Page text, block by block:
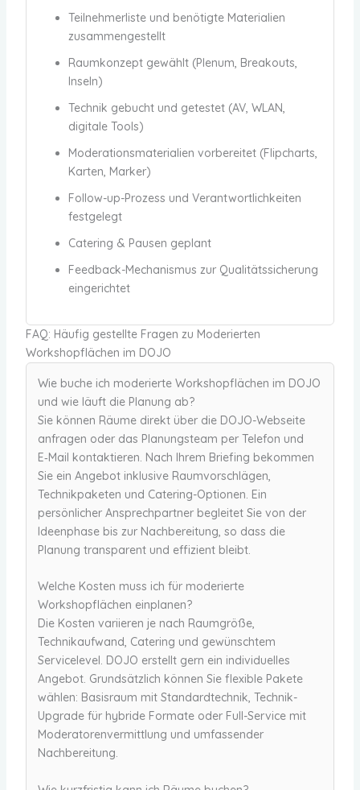
Teilnehmerliste und benötigte Materialien
zusammengestellt
Raumkonzept gewählt (Plenum, Breakouts,
Inseln)
Technik gebucht und getestet (AV, WLAN,
digitale Tools)
Moderationsmaterialien vorbereitet (Flipcharts,
Karten, Marker)
Follow-up-Prozess und Verantwortlichkeiten
festgelegt
Catering & Pausen geplant
Feedback-Mechanismus zur Qualitätssicherung
eingerichtet
FAQ: Häufig gestellte Fragen zu Moderierten
Workshopflächen im DOJO
Wie buche ich moderierte Workshopflächen im DOJO
und wie läuft die Planung ab?
Sie können Räume direkt über die DOJO-Webseite
anfragen oder das Planungsteam per Telefon und
E‑Mail kontaktieren. Nach Ihrem Briefing bekommen
Sie ein Angebot inklusive Raumvorschlägen,
Technikpaketen und Catering-Optionen. Ein
persönlicher Ansprechpartner begleitet Sie von der
Ideenphase bis zur Nachbereitung, so dass die
Planung transparent und effizient bleibt.
Welche Kosten muss ich für moderierte
Workshopflächen einplanen?
Die Kosten variieren je nach Raumgröße,
Technikaufwand, Catering und gewünschtem
Servicelevel. DOJO erstellt gern ein individuelles
Angebot. Grundsätzlich können Sie flexible Pakete
wählen: Basisraum mit Standardtechnik, Technik-
Upgrade für hybride Formate oder Full-Service mit
Moderatorenvermittlung und umfassender
Nachbereitung.